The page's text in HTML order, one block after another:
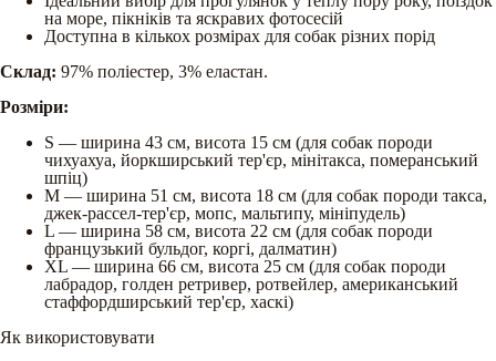
на море, пікніків та яскравих фотосесій
Доступна в кількох розмірах для собак різних порід
Склад: 97% поліестер, 3% еластан.
Розміри:
S — ширина 43 см, висота 15 см (для собак породи
чихуахуа, йоркширський тер'єр, мінітакса, померанський
шпіц)
M — ширина 51 см, висота 18 см (для собак породи такса,
джек-рассел-тер'єр, мопс, мальтипу, мініпудель)
L — ширина 58 см, висота 22 см (для собак породи
французький бульдог, коргі, далматин)
XL — ширина 66 см, висота 25 см (для собак породи
лабрадор, голден ретривер, ротвейлер, американський
стаффордширський тер'єр, хаскі)
Як використовувати